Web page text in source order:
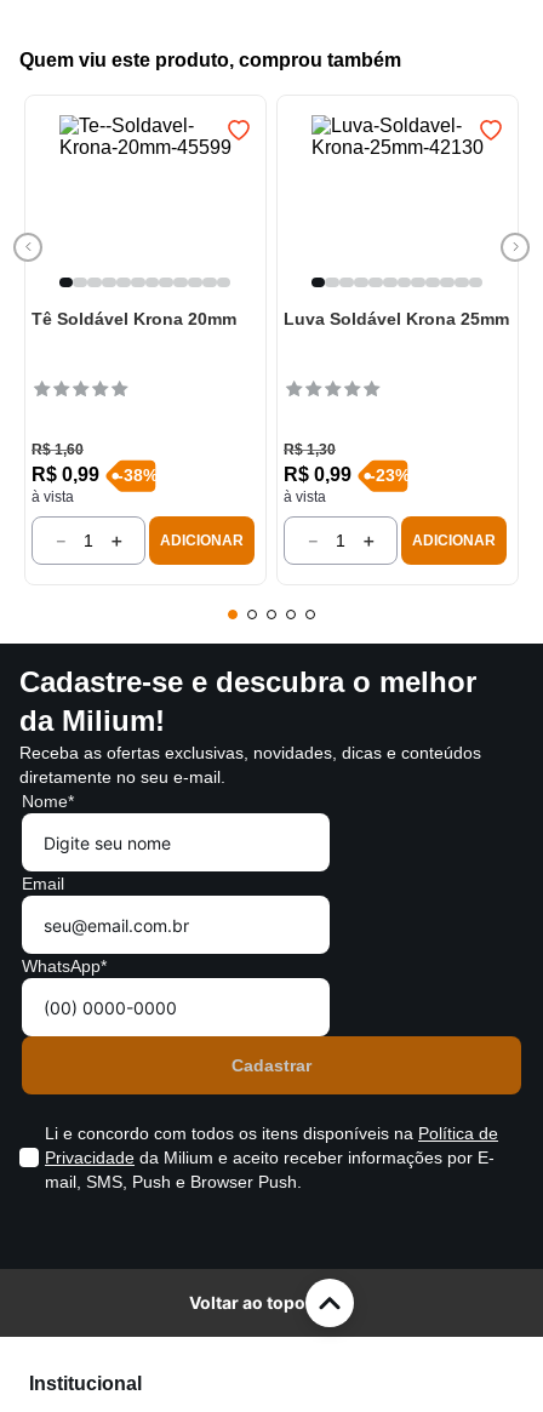
Quem viu este produto, comprou também
Tê Soldável Krona 20mm
R$ 1,60
R$ 0,99
à vista
-38%
＋
－ ADICIONAR
Luva Soldável Krona 25mm
R$ 1,30
R$ 0,99
à vista
-23%
＋
－ ADICIONAR
Cadastre-se e descubra o melhor
da Milium!
Receba as ofertas exclusivas, novidades, dicas e conteúdos
diretamente no seu e-mail.
Nome*
Email
WhatsApp*
Li e concordo com todos os itens disponíveis na Política de
Privacidade da Milium e aceito receber informações por E-
mail, SMS, Push e Browser Push.
Voltar ao topo
Institucional